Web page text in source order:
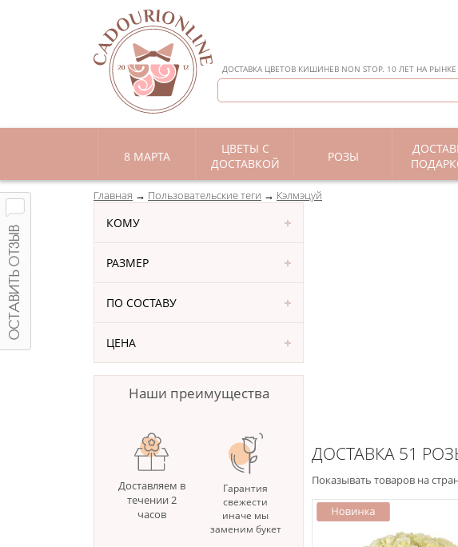
ДОСТАВКА ЦВЕТОВ КИШИНЕВ NON STOP. 10 ЛЕТ НА РЫНКЕ
8 МАРТА
ЦВЕТЫ С
ДОСТАВКОЙ
РОЗЫ
Главная Пользовательские теги Кэлмэцуй
КОМУ
РАЗМЕР
ПО СОСТАВУ
ЦЕНА
Наши преимущества
Доставляем в
течении 2
часов
Гарантия
свежести
иначе мы
заменим букет
ДОСТАВКА 51
Показывать товаров на